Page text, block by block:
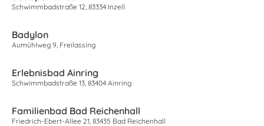
Schwimmbadstraße 12, 83334 Inzell
Badylon
Aumühlweg 9, Freilassing
Erlebnisbad Ainring
Schwimmbadstraße 13, 83404 Ainring
Familienbad Bad Reichenhall
Friedrich-Ebert-Allee 21, 83435 Bad Reichenhall